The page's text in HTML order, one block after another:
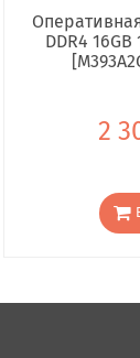
DDR4 16GB
2